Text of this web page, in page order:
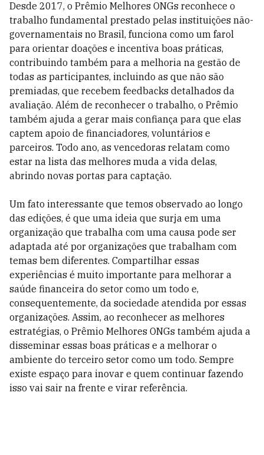
Desde 2017, o Prêmio Melhores ONGs reconhece o
trabalho fundamental prestado pelas instituições não-
governamentais no Brasil, funciona como um farol
para orientar doações e incentiva boas práticas,
contribuindo também para a melhoria na gestão de
todas as participantes, incluindo as que não são
premiadas, que recebem feedbacks detalhados da
avaliação. Além de reconhecer o trabalho, o Prêmio
também ajuda a gerar mais confiança para que elas
captem apoio de financiadores, voluntários e
parceiros. Todo ano, as vencedoras relatam como
estar na lista das melhores muda a vida delas,
abrindo novas portas para captação.
Um fato interessante que temos observado ao longo
das edições, é que uma ideia que surja em uma
organização que trabalha com uma causa pode ser
adaptada até por organizações que trabalham com
temas bem diferentes. Compartilhar essas
experiências é muito importante para melhorar a
saúde financeira do setor como um todo e,
consequentemente, da sociedade atendida por essas
organizações. Assim, ao reconhecer as melhores
estratégias, o Prêmio Melhores ONGs também ajuda a
disseminar essas boas práticas e a melhorar o
ambiente do terceiro setor como um todo. Sempre
existe espaço para inovar e quem continuar fazendo
isso vai sair na frente e virar referência.